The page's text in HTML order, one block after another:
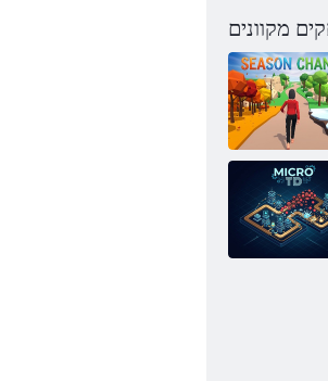
מקוונים
הנוע יוניש